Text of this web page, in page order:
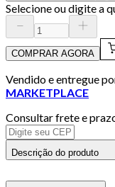
Selecione ou digite a
COMPRAR AGORA
Vendido e entregue
MARKETPLACE
Consultar frete e
Descrição do produto